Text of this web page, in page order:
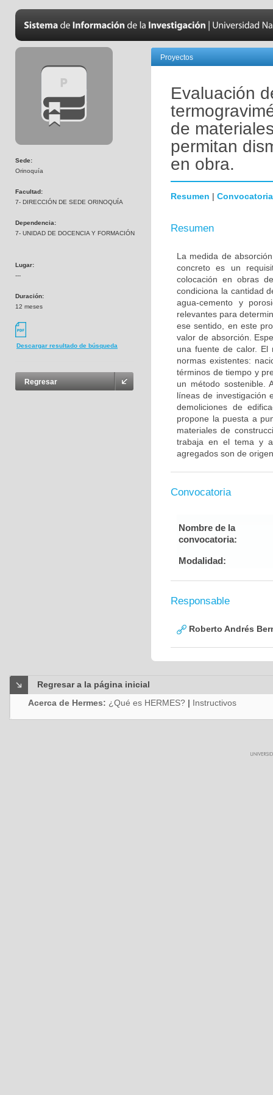
Sede:
Orinoquía
Facultad:
7- DIRECCIÓN DE SEDE ORINOQUÍA
Dependencia:
7- UNIDAD DE DOCENCIA Y FORMACIÓN
Lugar:
---
Duración:
12 meses
Descargar resultado de búsqueda
Regresar
Proyectos
Evaluación
de
permitan
en obra.
Resumen | Convocatoria
Resumen
La medida de
concreto es un
colocación en obras
condiciona la cantidad
agua-cemento y
relevantes para
ese sentido, en este
valor de absorción.
una fuente de calor. El
normas existentes:
términos de tiempo y
un método sostenible.
líneas de investigación
demoliciones de
propone la puesta a
materiales de
trabaja en el tema y
agregados son de
Convocatoria
Nombre de la
convocatoria:
Modalidad:
Responsable
Roberto Andrés
Regresar a la página inicial
Acerca de Hermes: ¿Qué es HERMES? | Instructivos